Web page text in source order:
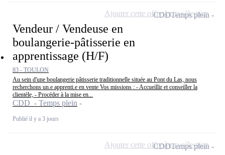
Vendeur / Vendeuse en
boulangerie-pâtisserie en
apprentissage (H/F)
83 - TOULON
Au sein d'une boulangerie pâtisserie traditionnelle située au Pont du Las, nous
recherchons un.e apprenti.e en vente Vos missions : - Accueillir et conseiller la
clientèle, - Procéder à la mise en...
CDD - Temps plein
Publié il y a 3 jours
CDDTemps plein
Ajouter cette offre à ma sélection
CDDTemps plein
Ajouter cette offre à ma sélection